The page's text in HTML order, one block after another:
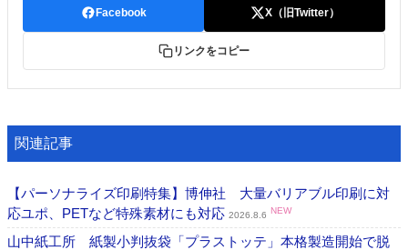
Facebook X（旧Twitter）
リンクをコピー
関連記事
【パーソナライズ印刷特集】博伸社 大量バリアブル印刷に対
応ユポ、PETなど特殊素材にも対応 2026.8.6 NEW
山中紙工所 紙製小判抜袋「プラストッテ」本格製造開始で脱